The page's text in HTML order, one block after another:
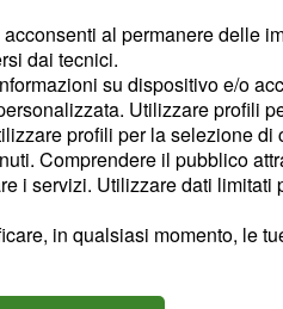
acconsenti al permanere delle
dai tecnici.
su dispositivo e/o
Utilizzare profili
profili per la selezione di
Comprendere il pubblico
i servizi. Utilizzare dati limitati
in qualsiasi momento, le